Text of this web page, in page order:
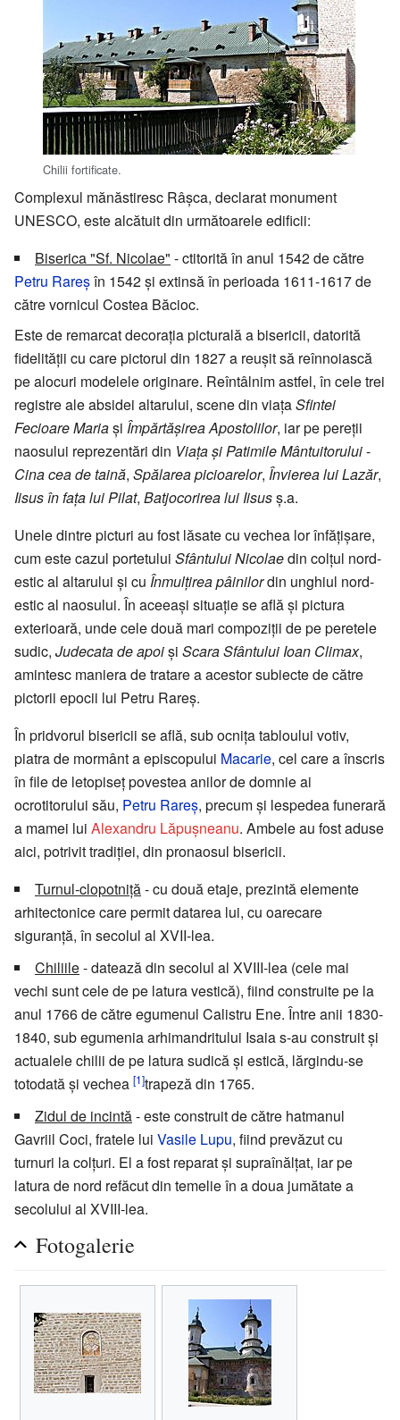
Chilii fortificate.
Complexul mănăstiresc Râșca, declarat monument
UNESCO, este alcătuit din următoarele edificii:
Biserica "Sf. Nicolae" - ctitorită în anul 1542 de către
Petru Rareșîn 1542 și extinsă în perioada 1611-1617 de
către vornicul Costea Băcioc.
Este de remarcat decorația picturală a bisericii, datorită
fidelității cu care pictorul din 1827 a reușit să reînnoiască
pe alocuri modelele originare. Reîntâlnim astfel, în cele trei
registre ale absidei altarului, scene din viațaSfintei
Fecioare Mariași Împărtășirea Apostolilor, iar pe pereții
naosului reprezentări din Viața și Patimile Mântuitorului-
Cina cea de taină, Spălarea picioarelor, Învierea lui Lazăr,
Iisus în fața lui Pilat, Batjocorirea lui Iisusș.a.
Unele dintre picturi au fost lăsate cu vechea lor înfățișare,
cum este cazul portetului Sfântului Nicolaedin colțul nord-
estic al altarului și cu Înmulțirea pâinilordin unghiul nord-
estic al naosului. În aceeași situație se află și pictura
exterioară, unde cele două mari compoziții de pe peretele
sudic, Judecata de apoiși Scara Sfântului Ioan Climax,
amintesc maniera de tratare a acestor subiecte de către
pictorii epocii lui Petru Rareș.
În pridvorul bisericii se află, sub ocnița tabloului votiv,
piatra de mormânt a episcopului Macarie, cel care a înscris
în file de letopiseț povestea anilor de domnie ai
ocrotitorului său, Petru Rareș, precum și lespedea funerară
a mamei lui Alexandru Lăpușneanu. Ambele au fost aduse
aici, potrivit tradiției, din pronaosul bisericii.
Turnul-clopotniță- cu două etaje, prezintă elemente
arhitectonice care permit datarea lui, cu oarecare
siguranță, în secolul al XVII-lea.
Chiliile- datează din secolul al XVIII-lea (cele mai
vechi sunt cele de pe latura vestică), fiind construite pe la
anul 1766 de către egumenul Calistru Ene. Între anii 1830-
1840, sub egumenia arhimandritului Isaia s-au construit și
actualele chilii de pe latura sudică și estică, lărgindu-se
totodată și vechea [1]trapeză din 1765.
Zidul de incintă- este construit de către hatmanul
Gavriil Coci, fratele lui Vasile Lupu, fiind prevăzut cu
turnuri la colțuri. El a fost reparat și supraînălțat, iar pe
latura de nord refăcut din temelie în a doua jumătate a
secolului al XVIII-lea.
Fotogalerie